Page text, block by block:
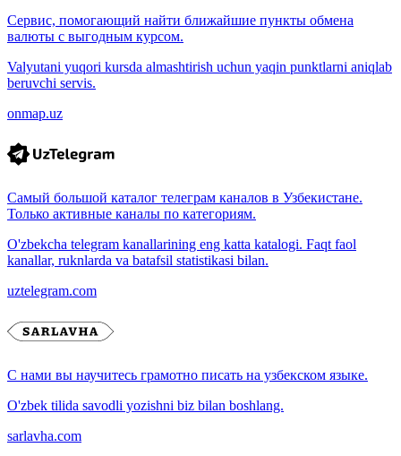
Сервис, помогающий найти ближайшие пункты обмена
валюты с выгодным курсом.
Valyutani yuqori kursda almashtirish uchun yaqin punktlarni aniqlab
beruvchi servis.
onmap.uz
Самый большой каталог телеграм каналов в Узбекистане.
Только активные каналы по категориям.
O'zbekcha telegram kanallarining eng katta katalogi. Faqt faol
kanallar, ruknlarda va batafsil statistikasi bilan.
uztelegram.com
С нами вы научитесь грамотно писать на узбекском языке.
O'zbek tilida savodli yozishni biz bilan boshlang.
sarlavha.com